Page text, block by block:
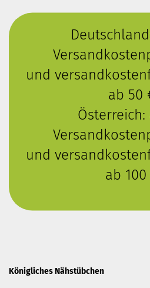
und
ab 50
Österreich:
und
ab
Königliches Nähstübchen